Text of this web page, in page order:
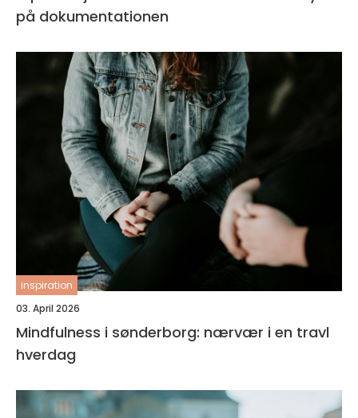
på dokumentationen
inspiration
03. April 2026
Mindfulness i sønderborg: nærvær i en travl
hverdag